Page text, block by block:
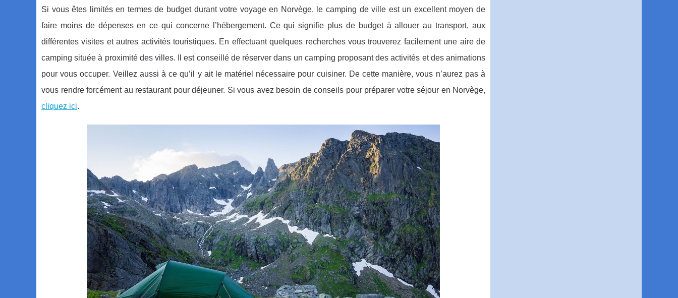
Si vous êtes limités en termes de budget durant votre voyage en Norvège, le camping de ville est un excellent moyen de
faire moins de dépenses en ce qui concerne l’hébergement. Ce qui signifie plus de budget à allouer au transport, aux
différentes visites et autres activités touristiques. En effectuant quelques recherches vous trouverez facilement une aire de
camping située à proximité des villes. Il est conseillé de réserver dans un camping proposant des activités et des animations
pour vous occuper. Veillez aussi à ce qu’il y ait le matériel nécessaire pour cuisiner. De cette manière, vous n’aurez pas à
vous rendre forcément au restaurant pour déjeuner. Si vous avez besoin de conseils pour préparer votre séjour en Norvège,
cliquez ici.